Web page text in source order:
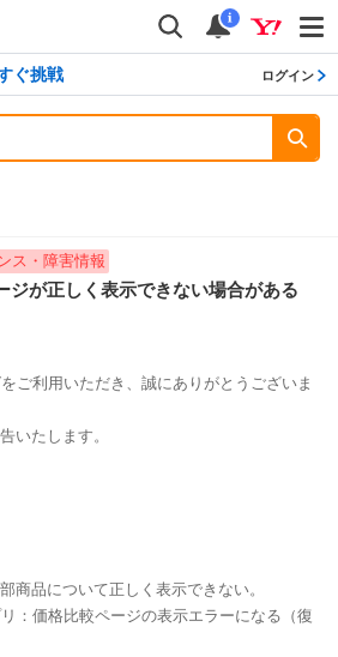
検索
通知
i
ぐ挑戦 ログイン
ス・障害情報
ジが正しく表示できない場合がある
ご利用いただき、誠にありがとうございま
いたします。
商品について正しく表示できない。
：価格比較ページの表示エラーになる（復